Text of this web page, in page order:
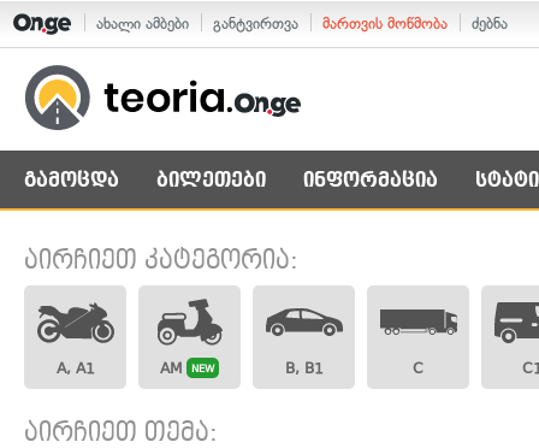
ახალი ამბები განტვირთვა მართვის მოწმობა ძებნა
გამოცდა ბილეთები ინფორმაცია
აირჩიეთ კატეგორია:
A, A1 AM NEW B, B1 C
აირჩიეთ თემა: